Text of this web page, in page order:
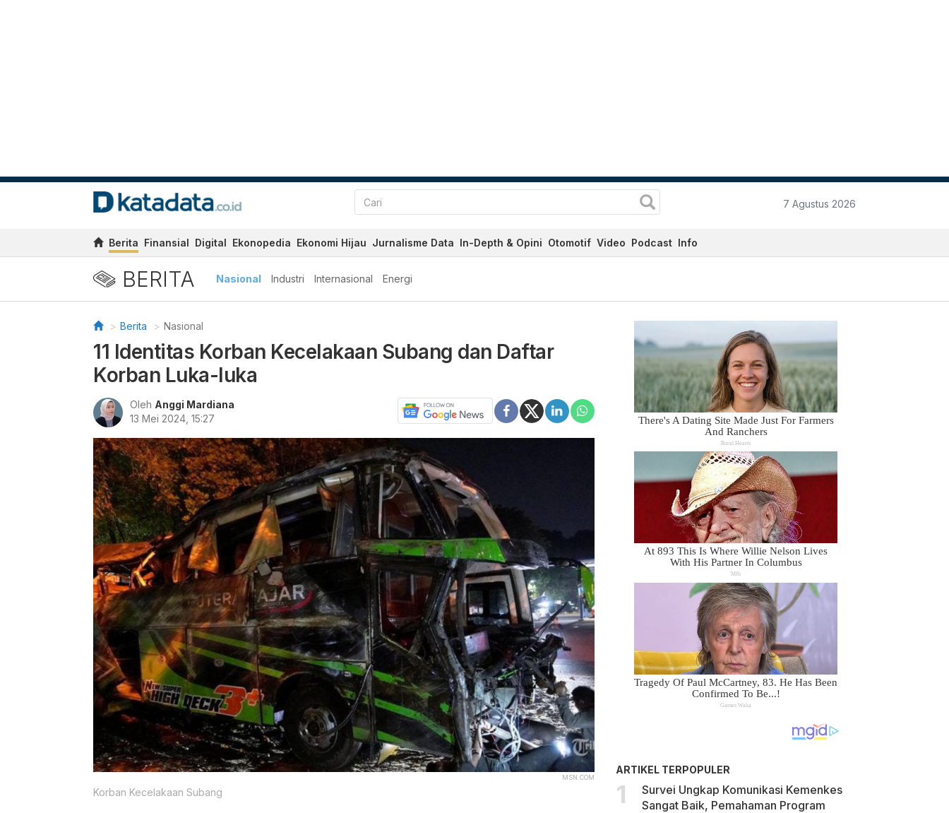
7 Agustus 2026
Berita Finansial Digital Ekonopedia Ekonomi Hijau Jurnalisme Data In-Depth & Opini Otomotif Video Podcast Info
BERITA Nasional Industri Internasional Energi
Berita Nasional
11 Identitas Korban Kecelakaan Subang dan Daftar
Korban Luka-luka
Oleh Anggi Mardiana
13 Mei 2024, 15:27
MSN.COM
Korban Kecelakaan Subang
ARTIKEL TERPOPULER
Survei Ungkap Komunikasi Kemenkes
Sangat Baik, Pemahaman Program